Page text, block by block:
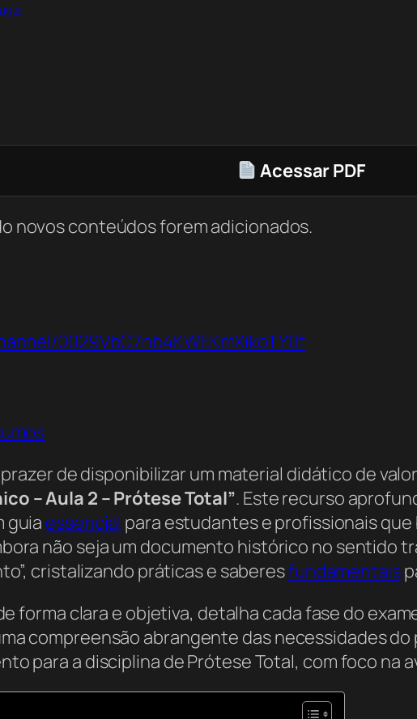
Acessar PDF
novos conteúdos forem adicionados.
0029VbC7nb4KWEKmXikoTY0f
prazer de disponibilizar um material didático de
– Aula 2 – Prótese Total”. Este recurso
guiaessencial para estudantes e profissionais
não seja um documento histórico no sentido
cristalizando práticas e saberesfundamentais
forma clara e objetiva, detalha cada fase do
compreensão abrangente das necessidades
para a disciplina de Prótese Total, com foco na